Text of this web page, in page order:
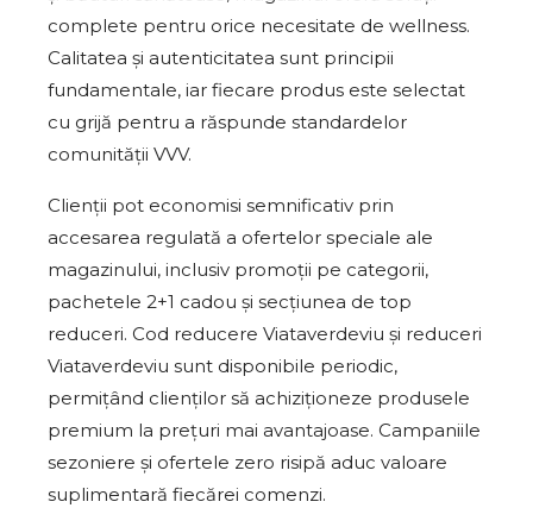
complete pentru orice necesitate de wellness.
Calitatea și autenticitatea sunt principii
fundamentale, iar fiecare produs este selectat
cu grijă pentru a răspunde standardelor
comunității VVV.
Clienții pot economisi semnificativ prin
accesarea regulată a ofertelor speciale ale
magazinului, inclusiv promoții pe categorii,
pachetele 2+1 cadou și secțiunea de top
reduceri. Cod reducere Viataverdeviu și reduceri
Viataverdeviu sunt disponibile periodic,
permițând clienților să achiziționeze produsele
premium la prețuri mai avantajoase. Campaniile
sezoniere și ofertele zero risipă aduc valoare
suplimentară fiecărei comenzi.